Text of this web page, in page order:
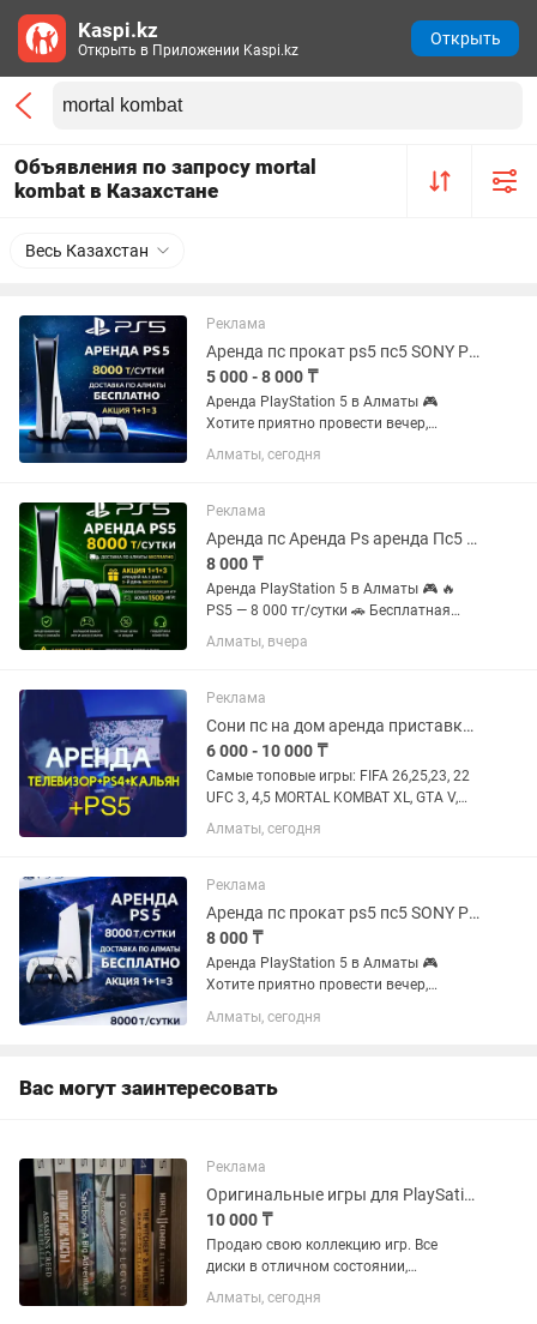
Объявления по запросу mortal
kombat в Казахстане
Весь Казахстан
Реклама
Аренда пс прокат ps5 пс5 SONY PlayStation сони плейстейшн на дом
5 000 - 8 000 ₸
Аренда PlayStation 5 в Алматы 🎮
Хотите приятно провести вечер,
устроить игровой марафон или
порадовать гостей? Предлагаем
и с большим выбором игр ✨
Стоимость...
Алматы, сегодня
Реклама
Аренда пс Аренда Ps аренда Пс5 аренда ps5 аренда ps 5 аренда PlayStation
8 000 ₸
Аренда PlayStation 5 в Алматы 🎮 🔥
PS5 — 8 000 тг/сутки 🚗 Бесплатная
доставка по Алматы 🎁 При аренде на
2 суток — 3-и сутки бесплатно! САМАЯ
Алматы, вчера
Реклама
Сони пс на дом аренда приставки пс 5 пс 4 sony PlayStation 5аренда тв и пс
6 000 - 10 000 ₸
Самые топовые игры: FIFA 26,25,23, 22
UFC 3, 4,5 MORTAL KOMBAT XL, GTA V,
NFS, Tekken Call of Duty WWI и т д
Аренда телевизора 3000-4000 тгo
выгодные АКЦИИ: 2+1...
Алматы, сегодня
Реклама
Аренда пс прокат ps5 пс5 SONY PlayStation сони плейстейшн на дом
8 000 ₸
Аренда PlayStation 5 в Алматы 🎮
Хотите приятно провести вечер,
порадовать гостей? Предлагаем
Стоимость...
Алматы, сегодня
Вас могут заинтересовать
Реклама
Оригинальные игры для PlaySation 5 / PS5
10 000 ₸
Продаю свою коллекцию игр. Все
диски в отличном состоянии,
использовались очень мало
(буквально 2–ю-3 раза), без царапин и
Алматы, сегодня
Kaspi.kz
Открыть в Приложении Kaspi.kz
Открыть